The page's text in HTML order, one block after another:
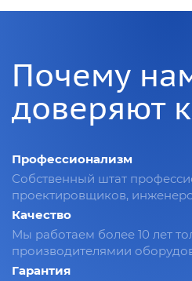
Почему
доверяют
Профессионализм
Собственный штат
проектировщиков,
Качество
Мы работаем более 10 лет
производителямии
Гарантия